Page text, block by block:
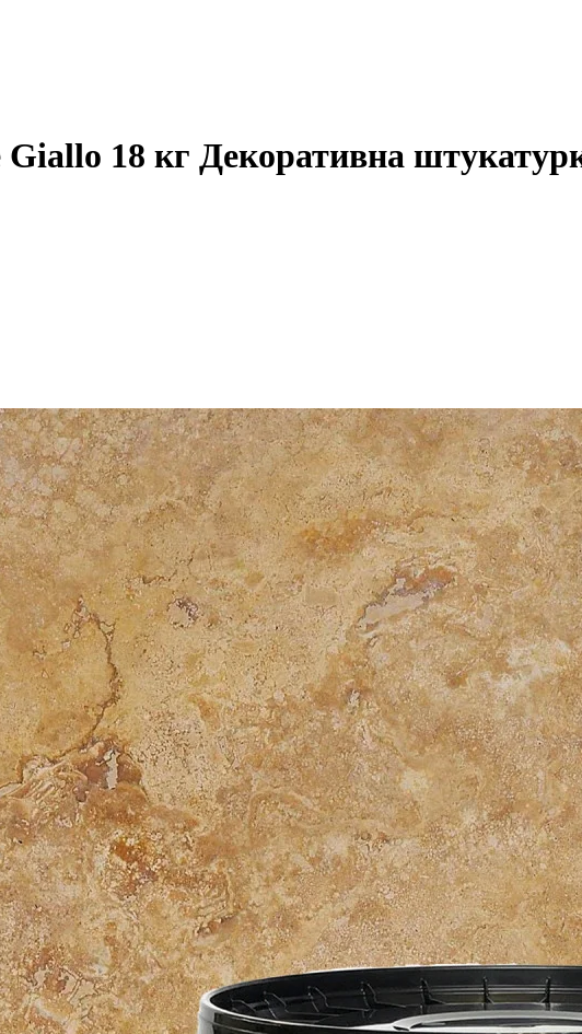
18 кг Декоративна